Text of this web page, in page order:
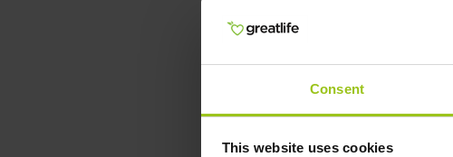
Consent
This website uses cookies